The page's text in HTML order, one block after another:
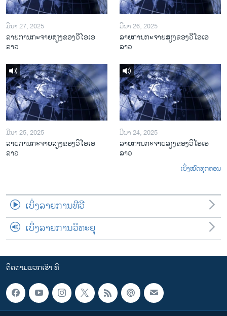
ມີນາ 27, 2025
ລາຍການກະຈາຍສຽງຂອງວີໂອເອ
ລາວ
ມີນາ 26, 2025
ລາຍການກະຈາຍສຽງຂອງວີໂອເອ
ລາວ
ມີນາ 25, 2025
ລາຍການກະຈາຍສຽງຂອງວີໂອເອ
ລາວ
ມີນາ 24, 2025
ລາຍການກະຈາຍສຽງຂອງວີໂອເອ
ລາວ
ເບິ່ງໝົດທຸກຕອນ
ເບິ່ງລາຍການທີວີ
ເບິ່ງລາຍການວິທະຍຸ
ຕິດຕາມພວກເຮົາ ທີ່